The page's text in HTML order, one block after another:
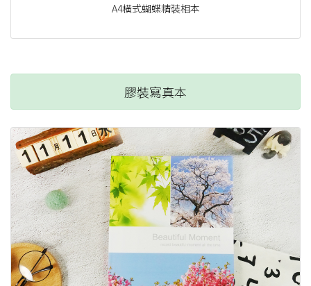
A4橫式蝴蝶精裝相本
膠裝寫真本